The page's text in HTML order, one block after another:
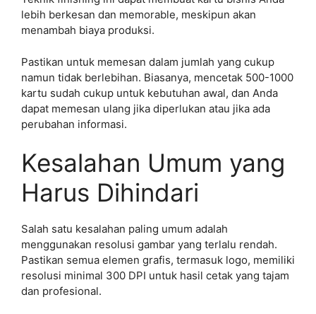
lebih berkesan dan memorable, meskipun akan
menambah biaya produksi.
Pastikan untuk memesan dalam jumlah yang cukup
namun tidak berlebihan. Biasanya, mencetak 500-1000
kartu sudah cukup untuk kebutuhan awal, dan Anda
dapat memesan ulang jika diperlukan atau jika ada
perubahan informasi.
Kesalahan Umum yang
Harus Dihindari
Salah satu kesalahan paling umum adalah
menggunakan resolusi gambar yang terlalu rendah.
Pastikan semua elemen grafis, termasuk logo, memiliki
resolusi minimal 300 DPI untuk hasil cetak yang tajam
dan profesional.